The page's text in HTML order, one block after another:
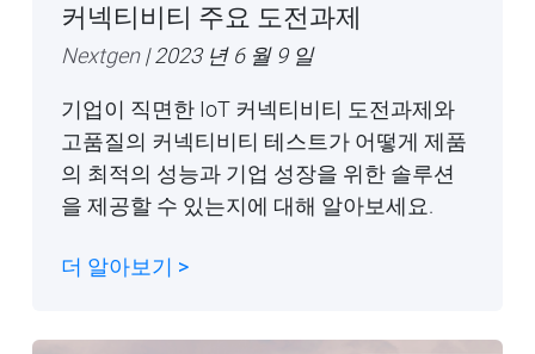
커넥티비티 주요 도전과제
Nextgen| 2023 년 6 월 9 일
기업이 직면한 IoT 커넥티비티 도전과제와
고품질의 커넥티비티 테스트가 어떻게 제품
의 최적의 성능과 기업 성장을 위한 솔루션
을 제공할 수 있는지에 대해 알아보세요.
더 알아보기 >